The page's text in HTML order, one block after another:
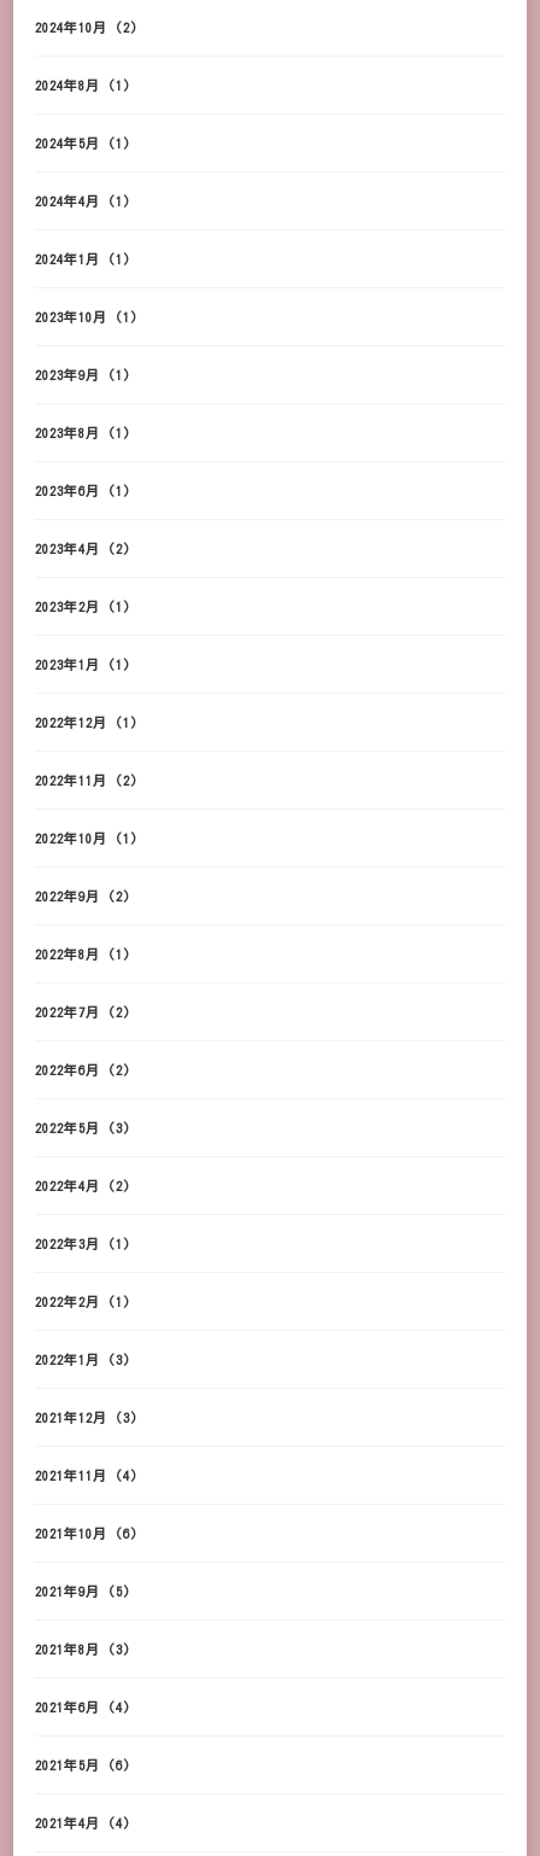
2024年10月 (2)
2024年8月 (1)
2024年5月 (1)
2024年4月 (1)
2024年1月 (1)
2023年10月 (1)
2023年9月 (1)
2023年8月 (1)
2023年6月 (1)
2023年4月 (2)
2023年2月 (1)
2023年1月 (1)
2022年12月 (1)
2022年11月 (2)
2022年10月 (1)
2022年9月 (2)
2022年8月 (1)
2022年7月 (2)
2022年6月 (2)
2022年5月 (3)
2022年4月 (2)
2022年3月 (1)
2022年2月 (1)
2022年1月 (3)
2021年12月 (3)
2021年11月 (4)
2021年10月 (6)
2021年9月 (5)
2021年8月 (3)
2021年6月 (4)
2021年5月 (6)
2021年4月 (4)